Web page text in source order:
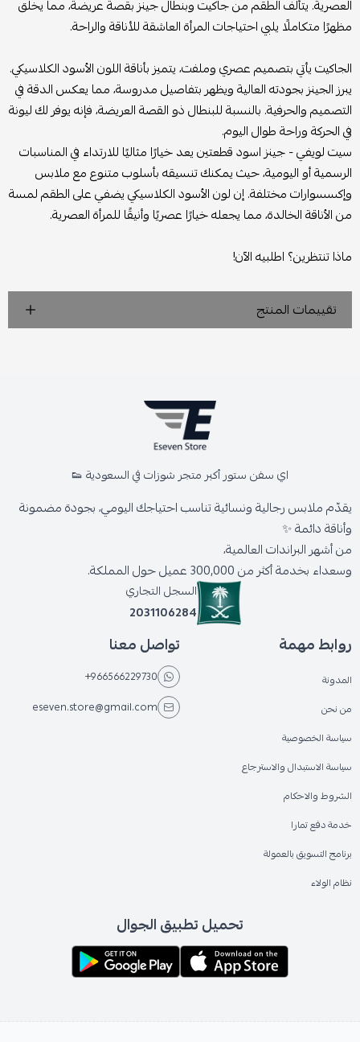
العصرية. يتألف الطقم من جاكيت وبنطال جينز بقصة عريضة، مما يخلق
مظهرًا متكاملًا يلبي احتياجات المرأة العاشقة للأناقة والراحة.
الجاكيت يأتي بتصميم عصري وملفت، يتميز بأناقة اللون الأسود الكلاسيكي.
يبرز الجينز بجودته العالية ويظهر بتفاصيل مدروسة، مما يعكس الدقة في
التصميم والحرفية. بالنسبة للبنطال ذو القصة العريضة، فإنه يوفر لك ليونة
في الحركة وراحة طوال اليوم.
سيت لويفي - جينز اسود قطعتين يعد خيارًا مثاليًا للارتداء في المناسبات
الرسمية أو اليومية، حيث يمكنك تنسيقه بأسلوب متنوع مع ملابس
وإكسسوارات مختلفة. إن لون الأسود الكلاسيكي يضفي على الطقم لمسة
من الأناقة الخالدة، مما يجعله خيارًا عصريًا وأنيقًا للمرأة العصرية.
ماذا تنتظرين؟ اطلبيه الآن!
تقييمات المنتج
اي سفن ستور أكبر متجر شوزات في السعودية 👟
يقدّم ملابس رجالية ونسائية تناسب احتياجك اليومي، بجودة مضمونة
وأناقة دائمة ✨
من أشهر البراندات العالمية،
وسعداء بخدمة أكثر من 300,000 عميل حول المملكة.
السجل التجاري
2031106284
روابط مهمة
المدونة
من نحن
سياسة الخصوصية
سياسة الاستبدال والاسترجاع
الشروط والاحكام
خدمة دفع تمارا
برنامج التسويق بالعمولة
نظام الولاء
تواصل معنا
+966566229730
eseven.store@gmail.com
تحميل تطبيق الجوال